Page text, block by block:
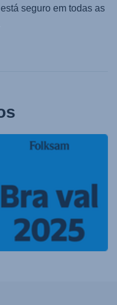
seguro em todas as